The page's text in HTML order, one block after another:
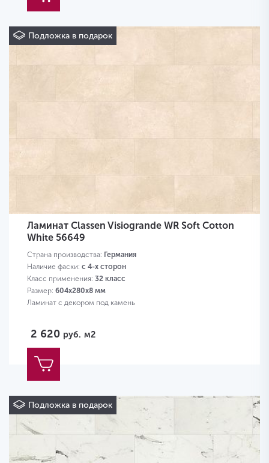
Подложка в подарок
Ламинат Classen Visiogrande WR Soft Cotton
White 56649
Страна производства: Германия
Наличие фаски: с 4-х сторон
Класс применения: 32 класс
Размер: 604х280х8 мм
Ламинат с декором под камень
2 620 руб. м2
Подложка в подарок